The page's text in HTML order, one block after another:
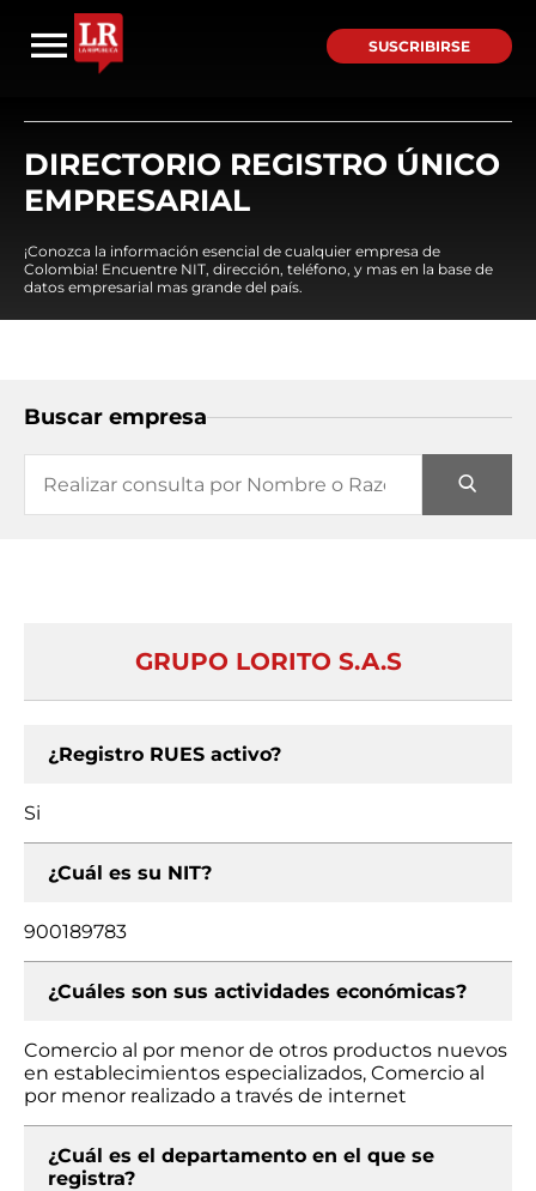
SUSCRIBIRSE
DIRECTORIO REGISTRO ÚNICO
EMPRESARIAL
¡Conozca la información esencial de cualquier empresa de
Colombia! Encuentre NIT, dirección, teléfono, y mas en la base de
datos empresarial mas grande del país.
Buscar empresa
GRUPO LORITO S.A.S
¿Registro RUES activo?
Si
¿Cuál es su NIT?
900189783
¿Cuáles son sus actividades económicas?
Comercio al por menor de otros productos nuevos
en establecimientos especializados, Comercio al
por menor realizado a través de internet
¿Cuál es el departamento en el que se
registra?